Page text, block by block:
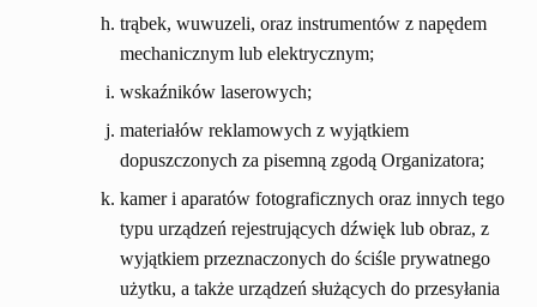
trąbek, wuwuzeli, oraz instrumentów z napędem
mechanicznym lub elektrycznym;
wskaźników laserowych;
materiałów reklamowych z wyjątkiem
dopuszczonych za pisemną zgodą Organizatora;
kamer i aparatów fotograficznych oraz innych tego
typu urządzeń rejestrujących dźwięk lub obraz, z
wyjątkiem przeznaczonych do ściśle prywatnego
użytku, a także urządzeń służących do przesyłania